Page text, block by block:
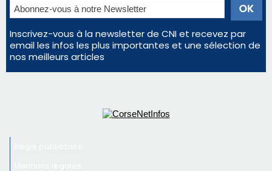
Inscrivez-vous à la newsletter de CNI et recevez par
email les infos les plus importantes et une sélection de
nos meilleurs articles